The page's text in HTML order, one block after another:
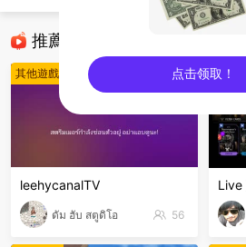
推薦直播
其他遊戲
leehycanalTV
ดัม ฮับ สตูดิโอ 56
其他遊
点击领取！